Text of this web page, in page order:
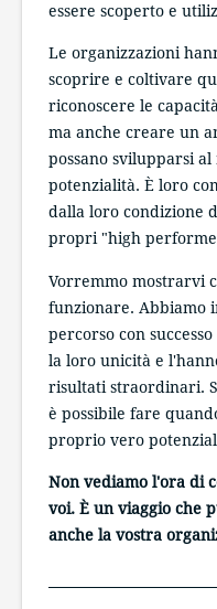
essere scoperto e
Le organizzazioni
scoprire e coltivare
riconoscere le
ma anche creare un
possano svilupparsi
potenzialità. È loro
dalla loro condizione
propri "high
Vorremmo mostrarvi
funzionare. Abbiamo
percorso con
la loro unicità e
risultati straordinari.
è possibile fare
proprio vero
Non vediamo l'ora di
voi. È un viaggio che
anche la vostra